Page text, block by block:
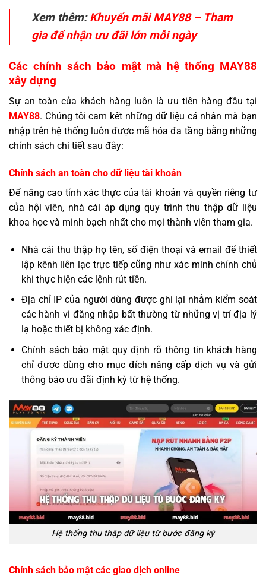
Xem thêm:Khuyến mãi MAY88 – Tham
gia để nhận ưu đãi lớn mỗi ngày
Các chính sách bảo mật mà hệ thống MAY88
xây dựng
Sự an toàn của khách hàng luôn là ưu tiên hàng đầu tại
MAY88. Chúng tôi cam kết những dữ liệu cá nhân mà bạn
nhập trên hệ thống luôn được mã hóa đa tầng bằng những
chính sách chi tiết sau đây:
Chính sách an toàn cho dữ liệu tài khoản
Để nâng cao tính xác thực của tài khoản và quyền riêng tư
của hội viên, nhà cái áp dụng quy trình thu thập dữ liệu
khoa học và minh bạch nhất cho mọi thành viên tham gia.
Nhà cái thu thập họ tên, số điện thoại và email để thiết
lập kênh liên lạc trực tiếp cũng như xác minh chính chủ
khi thực hiện các lệnh rút tiền.
Địa chỉ IP của người dùng được ghi lại nhằm kiểm soát
các hành vi đăng nhập bất thường từ những vị trí địa lý
lạ hoặc thiết bị không xác định.
Chính sách bảo mật quy định rõ thông tin khách hàng
chỉ được dùng cho mục đích nâng cấp dịch vụ và gửi
thông báo ưu đãi định kỳ từ hệ thống.
Hệ thống thu thập dữ liệu từ bước đăng ký
Chính sách bảo mật các giao dịch online